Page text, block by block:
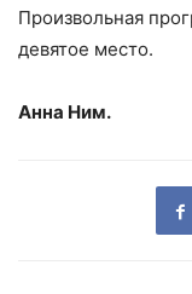
Произвольная
девятое место.
Анна Ним.